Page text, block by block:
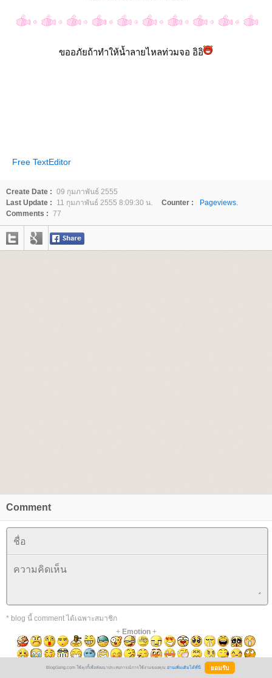
ขออภัยถ้าทำให้น้ำลายไหลท่วมจอ อิอิ
Free TextEditor
Create Date : 09 กุมภาพันธ์ 2555
Last Update :
11 กุมภาพันธ์ 2555 8:09:30 น. Counter :
Pageviews.
Comments : 77
Comment
* blog นี้ comment ได้เฉพาะสมาชิก
+ Emotion+
BlogGang.com ใช้คุกกี้เพื่อพัฒนาประสบการณ์การใช้งานของคุณ อ่านเพิ่มเติมได้ที่นี่